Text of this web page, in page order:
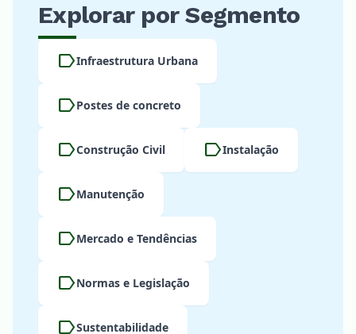
Explorar por Segmento
labelInfraestrutura Urbana
labelPostes de concreto
labelConstrução Civil labelInstalação
labelManutenção
labelMercado e Tendências
labelNormas e Legislação
labelSustentabilidade